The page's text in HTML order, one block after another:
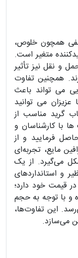
همچون خلوص،
متغیر است.
و نقل نیز تأثیر
همچنین تفاوت
می‌ تواند باعث
می توانید
گرید مناسب از
با کارشناسان و
فرمایید و از
مایع، تجربه‌ای
می‌گیرد. از یک
و استانداردهای
در قیمت خود دارد؛
آغاز شده و با توجه به حجم
نیز می‌رسد. این تفاوت‌ها،
می‌سازد.